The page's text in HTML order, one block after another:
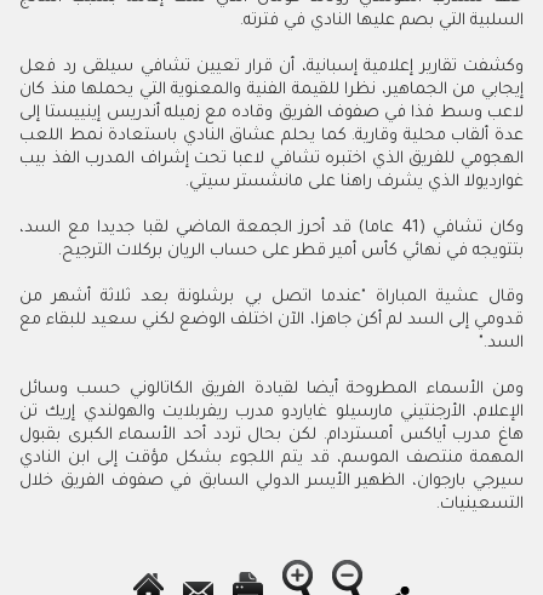
السلبية التي بصم عليها النادي في فترته.
وكشفت تقارير إعلامية إسبانية، أن قرار تعيين تشافي سيلقى رد فعل
إيجابي من الجماهير، نظرا للقيمة الفنية والمعنوية التي يحملها منذ كان
لاعب وسط فذا في صفوف الفريق وقاده مع زميله أندريس إينييستا إلى
عدة ألقاب محلية وقارية. كما يحلم عشاق النادي باستعادة نمط اللعب
الهجومي للفريق الذي اختبره تشافي لاعبا تحت إشراف المدرب الفذ بيب
غوارديولا الذي يشرف راهنا على مانشستر سيتي.
وكان تشافي (41 عاما) قد أحرز الجمعة الماضي لقبا جديدا مع السد،
بتتويجه في نهائي كأس أمير قطر على حساب الريان بركلات الترجيح.
وقال عشية المباراة "عندما اتصل بي برشلونة بعد ثلاثة أشهر من
قدومي إلى السد لم أكن جاهزا، الآن اختلف الوضع لكني سعيد للبقاء مع
السد".
ومن الأسماء المطروحة أيضا لقيادة الفريق الكاتالوني حسب وسائل
الإعلام، الأرجنتيني مارسيلو غاياردو مدرب ريفربلايت والهولندي إريك تن
هاغ مدرب أياكس أمستردام. لكن بحال تردد أحد الأسماء الكبرى بقبول
المهمة منتصف الموسم، قد يتم اللجوء بشكل مؤقت إلى ابن النادي
سيرجي بارجوان، الظهير الأيسر الدولي السابق في صفوف الفريق خلال
التسعينيات.